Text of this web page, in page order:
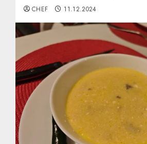
CHEF 11.12.2024